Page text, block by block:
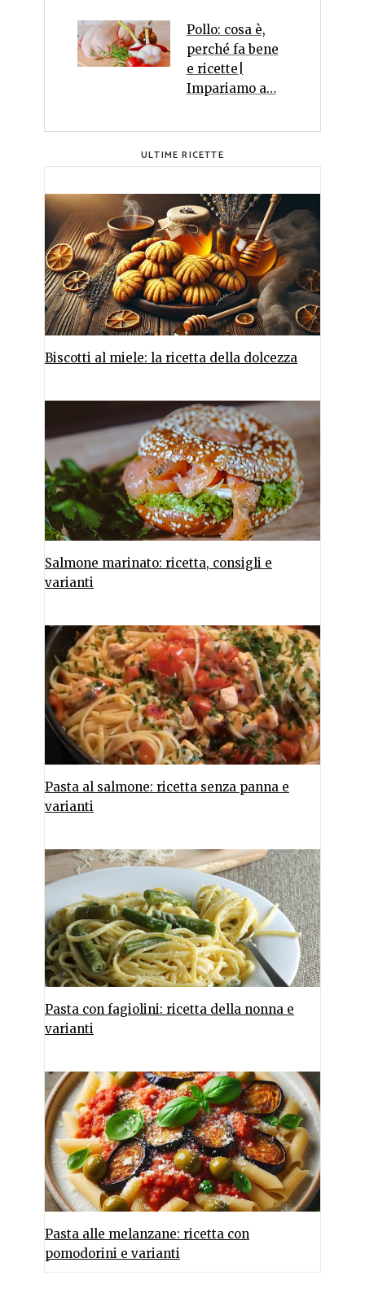
Pollo: cosa è,
perché fa bene
e ricette|
Impariamo a…
ULTIME RICETTE
Biscotti al miele: la ricetta della dolcezza
Salmone marinato: ricetta, consigli e
varianti
Pasta al salmone: ricetta senza panna e
varianti
Pasta con fagiolini: ricetta della nonna e
varianti
Pasta alle melanzane: ricetta con
pomodorini e varianti